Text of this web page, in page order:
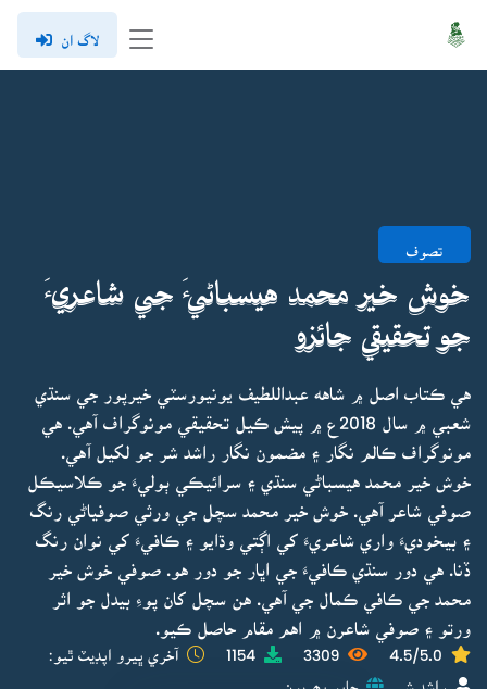
لاگ ان
خوش خير محمد هيسباڻيءَ جي شاعريءَ
جو تحقيقي جائزو
هي ڪتاب اصل ۾ شاهه عبداللطيف يونيورسٽي خيرپور جي سنڌي
شعبي ۾ سال 2018ع ۾ پيش ڪيل تحقيقي مونوگراف آهي. هي
مونوگراف ڪالم نگار ۽ مضمون نگار راشد شر جو لکيل آهي.
خوش خير محمد هيسباڻي سنڌي ۽ سرائيڪي ٻوليءَ جو ڪلاسيڪل
صوفي شاعر آهي. خوش خير محمد سچل جي ورثي صوفياڻي رنگ
۽ بيخوديءَ واري شاعريءَ کي اڳتي وڌايو ۽ ڪافيءَ کي نوان رنگ
ڏنا. هي دور سنڌي ڪافيءَ جي اڀار جو دور هو. صوفي خوش خير
محمد جي ڪافي ڪمال جي آهي. هن سچل کان پوءِ بيدل جو اثر
ورتو ۽ صوفي شاعرن ۾ اهم مقام حاصل ڪيو.
4.5/5.0
3309
1154 آخري ڀيرو اپڊيٽ ٿيو:
راشد شر ڇاپو پھريون